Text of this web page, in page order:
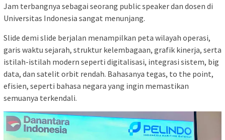
Jam terbangnya sebagai seorang public speaker dan dosen di
Universitas Indonesia sangat menunjang.
Slide demi slide berjalan menampilkan peta wilayah operasi,
garis waktu sejarah, struktur kelembagaan, grafik kinerja, serta
istilah-istilah modern seperti digitalisasi, integrasi sistem, big
data, dan satelit orbit rendah. Bahasanya tegas, to the point,
efisien, seperti bahasa negara yang ingin memastikan
semuanya terkendali.